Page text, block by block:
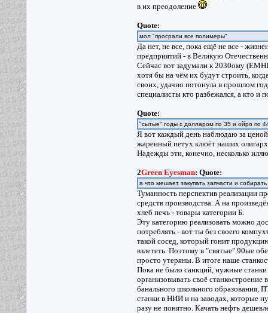
в их преодоление
Quote:
мол "просрали все полимеры"
Да нет, не все, пока ещё не все -
предприятий - в Великую
Сейчас вот задумали к 2030ому
хотя бы на чём их будут строить,
своих, удачно потонула в прошлом
специалисты кто разбежался, а кто и
Quote:
"сытые" годы с долларом по 35 и ойро по
Я вот каждый день наблюдаю за ценой
жаренный петух клюёт наших
Надежды эти, конечно, несколько
2Green Eyesman: Quote:
а что мешает закупать запчасти и
Туманность перспектив реализации
средств производства. А на
хлеб печь - товары категории Б.
Эту категорию реализовать можно
потреблять - вот ты без своего
такой сосед, который гонит
взлететь. Поэтому в "святые" 90ые
просто утеряны. В итоге наше
Пока не было санкций, нужные
организовывать своё станкостроение
банального школьного образования,
станки в НИИ и на заводах, которые
разу не понятно. Качать нефть